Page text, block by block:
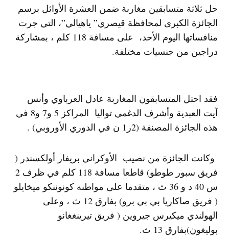
حل ثلاثة متسابقين مغاربة ضمن العشرة الأوائل برسم
الجائزة الكبرى لمحافظة قيصري” ياهيالي”، التي جرت
منافساتها اليوم الأحد، على مسافة 118 كلم ، بمشاركة
دراجين من جنسيات مختلفة.
فقد احتل المتسابقون المغاربة عادل العرباوي وأنس
آيت العبدية وأشرف الدغمي تواليا المراكز 5 و7 و8 في
هذه الجائزة المصنفة (2ر1 ن في الدوري الأوروبي) .
وكانت الجائزة من نصيب الأوكراني بريفار أولكسندر (
فريق سبور طوطو) قاطعا مسافة 118 كلم في ظرف 2
س 40 د و 36 ث ، متقدما على مواطنه كونوننكو ميخايلو
( فريق صاكاريا بي بي برو) بفارق 12 ث ، وعلى
الهولندي ميكيرس جيروين ( فريق تيرينغغانو
بوليغون)بفارق 13 ث.